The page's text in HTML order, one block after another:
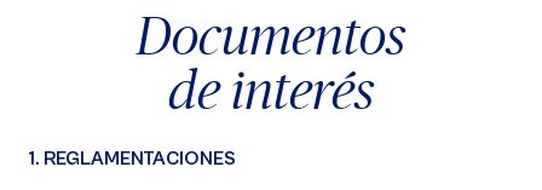
Documentos
de interés
1. REGLAMENTACIONES